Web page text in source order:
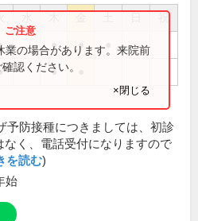
祝
● ●
●
業の場合があります。来院前
認ください。
×閉じる
予防接種につきましては、初診
なく、電話受付になりますので
を読む)
始